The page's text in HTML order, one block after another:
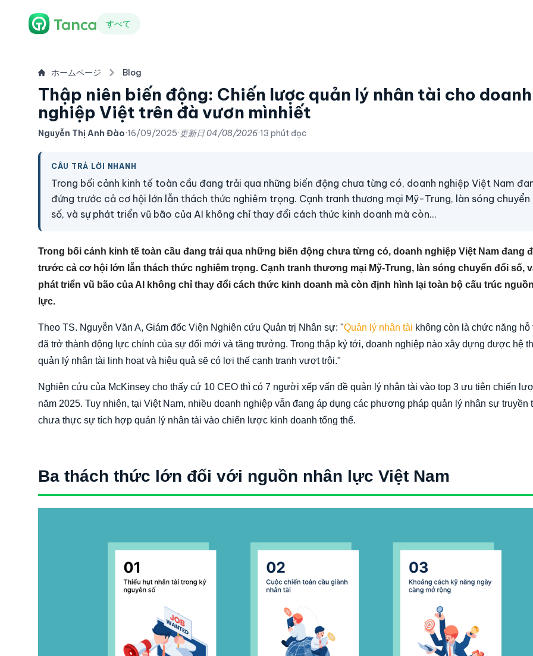
すべて
ホームページ Blog
Thập niên biến động: Chiến lược quản lý nhân tài cho doanh
nghiệp Việt trên đà vươn mìnhiết
Nguyễn Thị Anh Đào·16/09/2025· 更新日04/08/2026·13 phút đọc
CÂU TRẢ LỜI NHANH
Trong bối cảnh kinh tế toàn cầu đang trải qua những biến động chưa từng có, doanh nghiệp Việt Nam
đứng trước cả cơ hội lớn lẫn thách thức nghiêm trọng. Cạnh tranh thương mại Mỹ-Trung, làn sóng chuyển
số, và sự phát triển vũ bão của AI không chỉ thay đổi cách thức kinh doanh mà còn…
Trong bối cảnh kinh tế toàn cầu đang trải qua những biến động chưa từng có, doanh nghiệp Việt Nam đang
trước cả cơ hội lớn lẫn thách thức nghiêm trọng. Cạnh tranh thương mại Mỹ-Trung, làn sóng chuyển đổi số,
phát triển vũ bão của AI không chỉ thay đổi cách thức kinh doanh mà còn định hình lại toàn bộ cấu trúc
lực.
Theo TS. Nguyễn Văn A, Giám đốc Viện Nghiên cứu Quản trị Nhân sự: "Quản lý nhân tài không còn là chức năng hỗ
đã trở thành động lực chính của sự đổi mới và tăng trưởng. Trong thập kỷ tới, doanh nghiệp nào xây dựng được hệ
quản lý nhân tài linh hoạt và hiệu quả sẽ có lợi thế cạnh tranh vượt trội."
Nghiên cứu của McKinsey cho thấy cứ 10 CEO thì có 7 người xếp vấn đề quản lý nhân tài vào top 3 ưu tiên chiến
năm 2025. Tuy nhiên, tại Việt Nam, nhiều doanh nghiệp vẫn đang áp dụng các phương pháp quản lý nhân sự truyền
chưa thực sự tích hợp quản lý nhân tài vào chiến lược kinh doanh tổng thể.
Ba thách thức lớn đối với nguồn nhân lực Việt Nam